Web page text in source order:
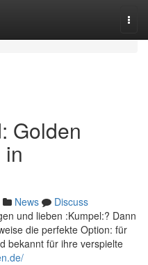
Golden
News
Discuss
und lieben :Kumpel:? Dann
die perfekte Option: für
bekannt für ihre verspielte